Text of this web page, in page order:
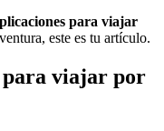
para viajar
este es tu artículo.
para viajar por